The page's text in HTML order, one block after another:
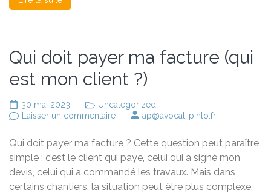
Qui doit payer ma facture (qui
est mon client ?)
30 mai 2023
Uncategorized
Laisser un commentairesur
payer
ma
facture
(qui
est
ap@avocat-pinto.fr
Qui doit payer ma facture ? Cette question peut paraître
simple : c’est le client qui paye, celui qui a signé mon
devis, celui qui a commandé les travaux. Mais dans
certains chantiers, la situation peut être plus complexe.